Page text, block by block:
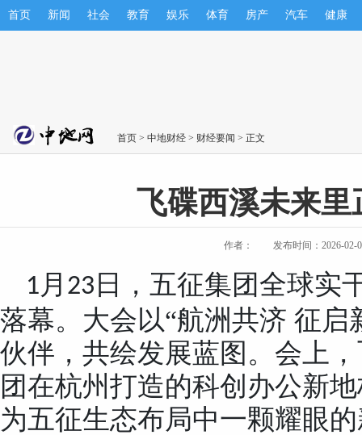
首页 新闻 社会 教育 娱乐 体育 房产 汽车 健康
首页 > 中地财经 > 财经要闻 > 正文
飞碟西溪未来里
作者： 发布时间：2026-02-
1 月 23 日，五征集团全球实
落幕。大会以“航洲共济 征启
伙伴，共绘发展蓝图。会上
团在杭州打造的科创办公新
为五征生态布局中一颗耀眼